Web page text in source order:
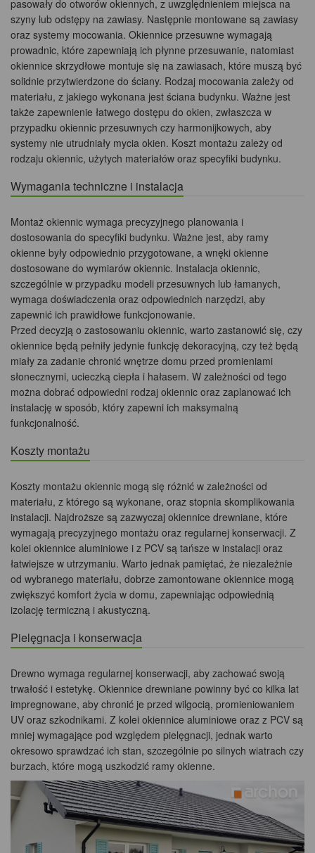
pasowały do otworów okiennych, z uwzględnieniem miejsca na
szyny lub odstępy na zawiasy. Następnie montowane są zawiasy
oraz systemy mocowania. Okiennice przesuwne wymagają
prowadnic, które zapewniają ich płynne przesuwanie, natomiast
okiennice skrzydłowe montuje się na zawiasach, które muszą być
solidnie przytwierdzone do ściany. Rodzaj mocowania zależy od
materiału, z jakiego wykonana jest ściana budynku. Ważne jest
także zapewnienie łatwego dostępu do okien, zwłaszcza w
przypadku okiennic przesuwnych czy harmonijkowych, aby
systemy nie utrudniały mycia okien. Koszt montażu zależy od
rodzaju okiennic, użytych materiałów oraz specyfiki budynku.
Wymagania techniczne i instalacja
Montaż okiennic wymaga precyzyjnego planowania i
dostosowania do specyfiki budynku. Ważne jest, aby ramy
okienne były odpowiednio przygotowane, a wnęki okienne
dostosowane do wymiarów okiennic. Instalacja okiennic,
szczególnie w przypadku modeli przesuwnych lub łamanych,
wymaga doświadczenia oraz odpowiednich narzędzi, aby
zapewnić ich prawidłowe funkcjonowanie.
Przed decyzją o zastosowaniu okiennic, warto zastanowić się, czy
okiennice będą pełniły jedynie funkcję dekoracyjną, czy też będą
miały za zadanie chronić wnętrze domu przed promieniami
słonecznymi, ucieczką ciepła i hałasem. W zależności od tego
można dobrać odpowiedni rodzaj okiennic oraz zaplanować ich
instalację w sposób, który zapewni ich maksymalną
funkcjonalność.
Koszty montażu
Koszty montażu okiennic mogą się różnić w zależności od
materiału, z którego są wykonane, oraz stopnia skomplikowania
instalacji. Najdroższe są zazwyczaj okiennice drewniane, które
wymagają precyzyjnego montażu oraz regularnej konserwacji. Z
kolei okiennice aluminiowe i z PCV są tańsze w instalacji oraz
łatwiejsze w utrzymaniu. Warto jednak pamiętać, że niezależnie
od wybranego materiału, dobrze zamontowane okiennice mogą
zwiększyć komfort życia w domu, zapewniając odpowiednią
izolację termiczną i akustyczną.
Pielęgnacja i konserwacja
Drewno wymaga regularnej konserwacji, aby zachować swoją
trwałość i estetykę. Okiennice drewniane powinny być co kilka lat
impregnowane, aby chronić je przed wilgocią, promieniowaniem
UV oraz szkodnikami. Z kolei okiennice aluminiowe oraz z PCV są
mniej wymagające pod względem pielęgnacji, jednak warto
okresowo sprawdzać ich stan, szczególnie po silnych wiatrach czy
burzach, które mogą uszkodzić ramy okienne.